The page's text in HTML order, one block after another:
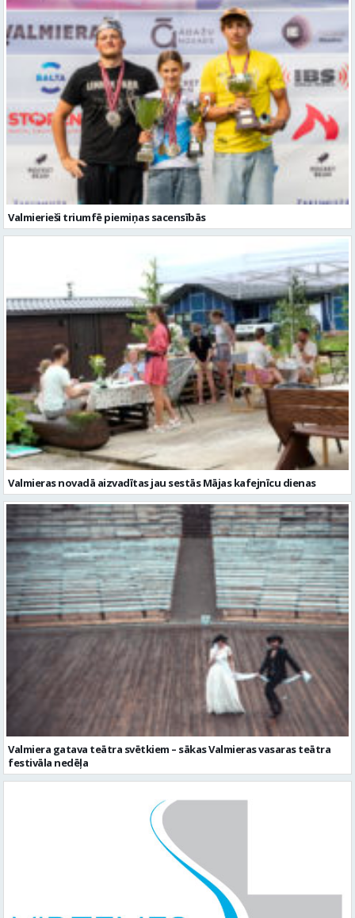
Valmierieši triumfē piemiņas sacensībās
Valmieras novadā aizvadītas jau sestās Mājas kafejnīcu dienas
Valmiera gatava teātra svētkiem – sākas Valmieras vasaras teātra
festivāla nedēļa